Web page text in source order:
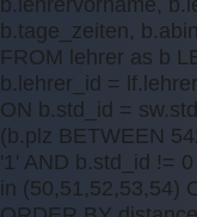
b.tage_zeiten,
FROM lehrer as b
b.lehrer_id =
ON b.std_id =
(b.plz BETWEEN
'1' AND b.std_id !=
in (50,51,52,53,54)